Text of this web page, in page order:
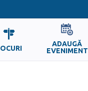
ADAUGĂ
EVENIMENT